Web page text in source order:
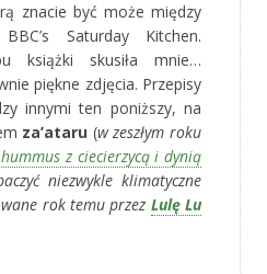
znacie być może między
Saturday Kitchen.
książki skusiła mnie…
piękne zdjęcia. Przepisy
innymi ten poniższy, na
za’ataru (w zeszłym roku
hummus z ciecierzycą i dynią
niezwykle klimatyczne
rok temu przez Lulę Lu